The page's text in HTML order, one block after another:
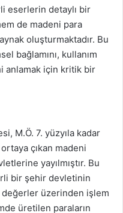
eserlerin detaylı bir
de madeni para
oluşturmaktadır. Bu
bağlamını, kullanım
anlamak için kritik bir
M.Ö. 7. yüzyıla kadar
çıkan madeni
yayılmıştır. Bu
bir şehir devletinin
üzerinden işlem
üretilen paraların